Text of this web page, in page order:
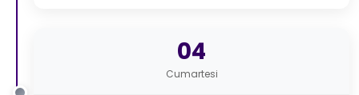
04
Cumartesi